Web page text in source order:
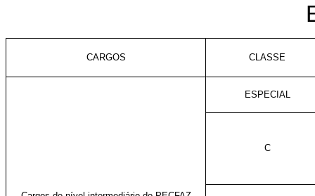
CARGOS CLASSE
ESPECIAL
C